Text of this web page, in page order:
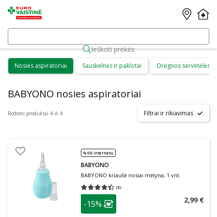
Ieškoti prekės
Nosies aspiratoriai Sauskelnės ir paklotai Drėgnos servetėlės
BABYONO nosies aspiratoriai
Rodomi produktai 4 iš 4 Filtrai ir rikiavimas
% tik internetu
BABYONO
BABYONO kriaušė nosiai mėlyna, 1 vnt.
(8)
Vidutinis įvertinimas 4.38
patarimas
Lojalumo klubo narių nuolaida
-15% 2,99 €